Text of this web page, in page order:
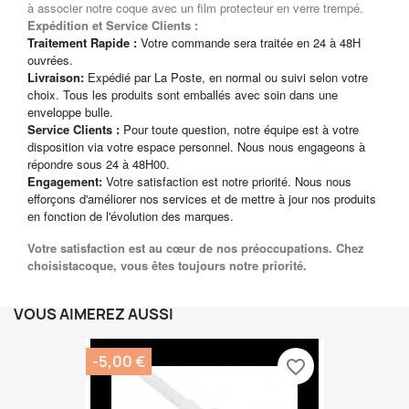
à associer notre coque avec un film protecteur en verre trempé.
Expédition et Service Clients :
Traitement Rapide : Votre commande sera traitée en 24 à 48H
ouvrées.
Livraison: Expédié par La Poste, en normal ou suivi selon votre
choix. Tous les produits sont emballés avec soin dans une
enveloppe bulle.
Service Clients : Pour toute question, notre équipe est à votre
disposition via votre espace personnel. Nous nous engageons à
répondre sous 24 à 48H00.
Engagement: Votre satisfaction est notre priorité. Nous nous
efforçons d'améliorer nos services et de mettre à jour nos produits
en fonction de l'évolution des marques.
Votre satisfaction est au cœur de nos préoccupations. Chez
choisistacoque, vous êtes toujours notre priorité.
VOUS AIMEREZ AUSSI
-5,00 € favorite_border